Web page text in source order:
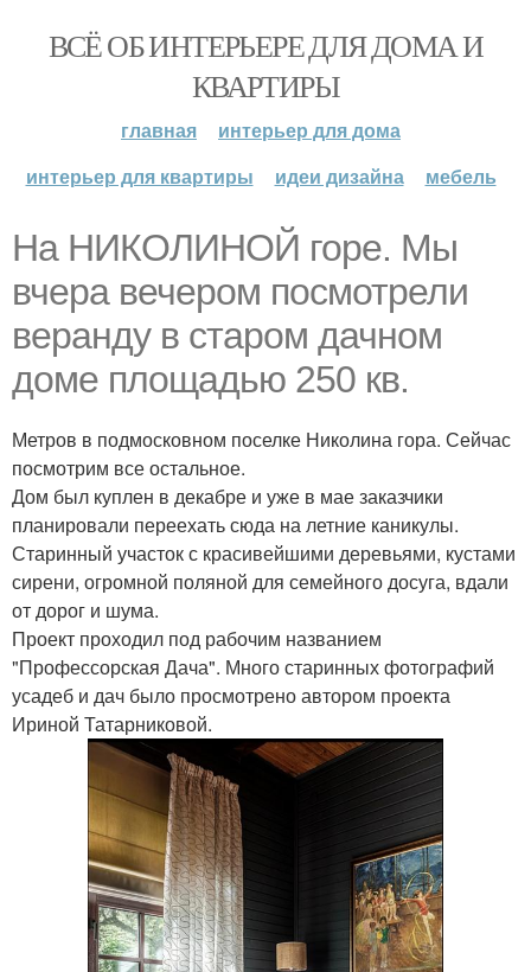
ВСЁ ОБ ИНТЕРЬЕРЕ ДЛЯ ДОМА И
КВАРТИРЫ
главная
интерьер для дома
интерьер для квартиры
идеи дизайна мебель
На НИКОЛИНОЙ горе. Мы
вчера вечером посмотрели
веранду в старом дачном
доме площадью 250 кв.
Метров в подмосковном поселке Николина гора. Сейчас
посмотрим все остальное.
Дом был куплен в декабре и уже в мае заказчики
планировали переехать сюда на летние каникулы.
Старинный участок с красивейшими деревьями, кустами
сирени, огромной поляной для семейного досуга, вдали
от дорог и шума.
Проект проходил под рабочим названием
"Профессорская Дача". Много старинных фотографий
усадеб и дач было просмотрено автором проекта
Ириной Татарниковой.